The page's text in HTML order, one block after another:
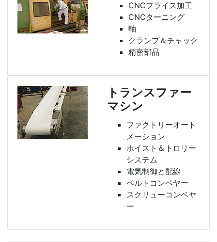
CNCフライス加工
CNCターニング
軸
クランプ＆チャック
精密部品
トランスファー
マシン
ファクトリーオート
メーション
ホイスト＆トロリー
システム
電気制御と配線
ベルトコンベヤー
スクリューコンベヤ
ー